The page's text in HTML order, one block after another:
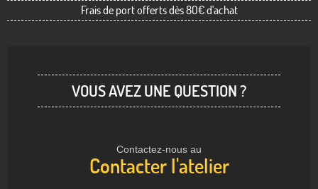
Frais de port offerts dès 80€ d'achat
VOUS AVEZ UNE QUESTION ?
Contactez-nous au
Contacter l'atelier